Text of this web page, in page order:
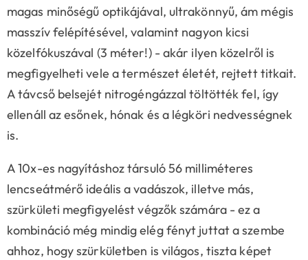
magas minőségű optikájával, ultrakönnyű, ám mégis
masszív felépítésével, valamint nagyon kicsi
közelfókuszával (3 méter!) - akár ilyen közelről is
megfigyelheti vele a természet életét, rejtett titkait.
A távcső belsejét nitrogéngázzal töltötték fel, így
ellenáll az esőnek, hónak és a légköri nedvességnek
is.
A 10x-es nagyításhoz társuló 56 milliméteres
lencseátmérő ideális a vadászok, illetve más,
szürkületi megfigyelést végzők számára - ez a
kombináció még mindig elég fényt juttat a szembe
ahhoz, hogy szürkületben is világos, tiszta képet